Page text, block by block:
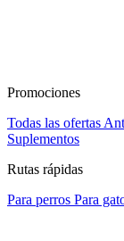
Promociones
Todas las ofertas
Suplementos
Rutas rápidas
Para perros Para